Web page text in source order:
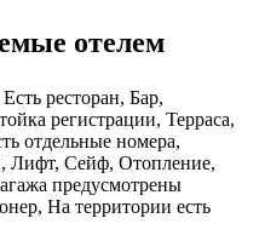
отелем
ресторан, Бар,
регистрации, Терраса,
отдельные номера,
Лифт, Сейф, Отопление,
предусмотрены
На территории есть